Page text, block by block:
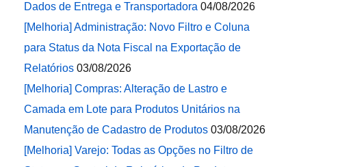
Dados de Entrega e Transportadora 04/08/2026
[Melhoria] Administração: Novo Filtro e Coluna
para Status da Nota Fiscal na Exportação de
Relatórios 03/08/2026
[Melhoria] Compras: Alteração de Lastro e
Camada em Lote para Produtos Unitários na
Manutenção de Cadastro de Produtos 03/08/2026
[Melhoria] Varejo: Todas as Opções no Filtro de